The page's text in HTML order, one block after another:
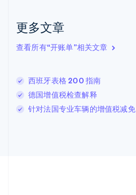
更多文章
查看所有“开账单”相关文章
西班牙表格 200 指南
德国增值税检查解释
针对法国专业车辆的增值税减免
English Italiano
拉脱维亚
立陶宛
DeutschEnglish
卢森堡
FrançaisDeutsch English
罗马尼亚